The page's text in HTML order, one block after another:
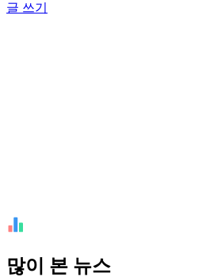
글 쓰기
많이 본 뉴스